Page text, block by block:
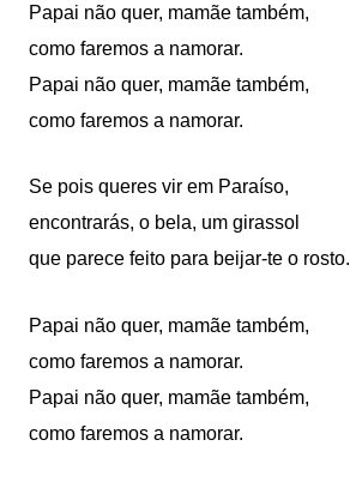
Papai não quer, mamãe também,
como faremos a namorar.
Papai não quer, mamãe também,
como faremos a namorar.
Se pois queres vir em Paraíso,
encontrarás, o bela, um girassol
que parece feito para beijar-te o rosto.
Papai não quer, mamãe também,
como faremos a namorar.
Papai não quer, mamãe também,
como faremos a namorar.